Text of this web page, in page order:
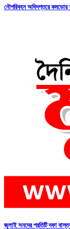
নৌপরিবহন অধিদপ্তরে কমডোর
জুলাই সনদের প্রতিটি দফা